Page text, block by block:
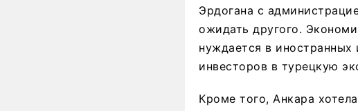
Эрдогана с
ожидать другого.
нуждается в
инвесторов в турецкую
Кроме того, Анкара